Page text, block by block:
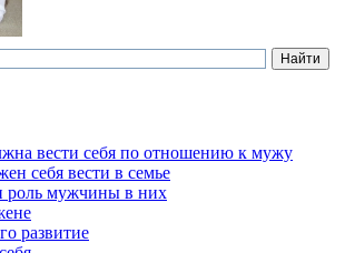
вести себя по отношению к мужу
себя вести в семье
роль мужчины в них
развитие